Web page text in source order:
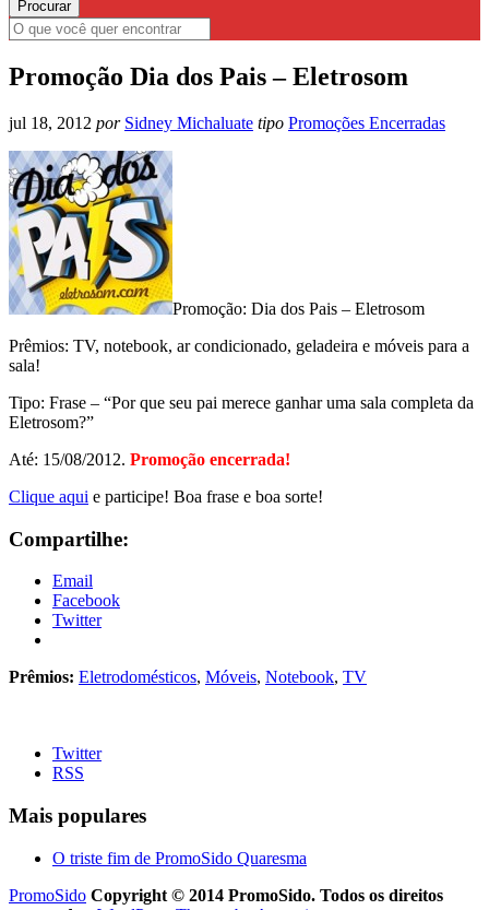
Promoção Dia dos Pais – Eletrosom
jul 18, 2012 por Sidney Michaluate tipo Promoções Encerradas
Promoção: Dia dos Pais – Eletrosom
Prêmios: TV, notebook, ar condicionado, geladeira e móveis para a
sala!
Tipo: Frase – “Por que seu pai merece ganhar uma sala completa da
Eletrosom?”
Até: 15/08/2012. Promoção encerrada!
Clique aqui e participe! Boa frase e boa sorte!
Compartilhe:
Email
Facebook
Twitter
Prêmios: Eletrodomésticos, Móveis, Notebook, TV
Twitter
RSS
Mais populares
O triste fim de PromoSido Quaresma
PromoSido Copyright © 2014 PromoSido. Todos os direitos